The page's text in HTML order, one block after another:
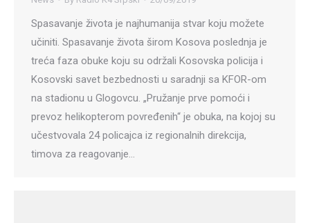
Spasavanje života je najhumanija stvar koju možete
učiniti. Spasavanje života širom Kosova poslednja je
treća faza obuke koju su održali Kosovska policija i
Kosovski savet bezbednosti u saradnji sa KFOR-om
na stadionu u Glogovcu. „Pružanje prve pomoći i
prevoz helikopterom povređenih“ je obuka, na kojoj su
učestvovala 24 policajca iz regionalnih direkcija,
timova za reagovanje…